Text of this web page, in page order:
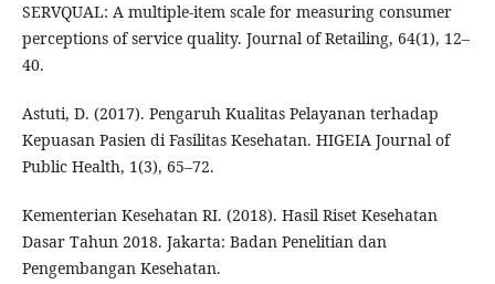
SERVQUAL: A multiple-item scale for measuring consumer
perceptions of service quality. Journal of Retailing, 64(1), 12–
40.
Astuti, D. (2017). Pengaruh Kualitas Pelayanan terhadap
Kepuasan Pasien di Fasilitas Kesehatan. HIGEIA Journal of
Public Health, 1(3), 65–72.
Kementerian Kesehatan RI. (2018). Hasil Riset Kesehatan
Dasar Tahun 2018. Jakarta: Badan Penelitian dan
Pengembangan Kesehatan.